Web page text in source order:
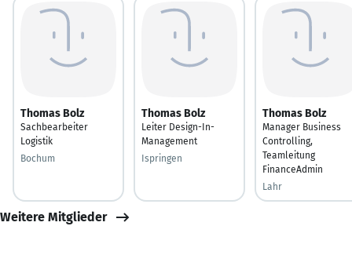
Thomas Bolz
Sachbearbeiter
Logistik
Bochum
Thomas Bolz
Leiter Design-In-
Management
Ispringen
Thomas Bolz
Manager Business
Controlling,
Teamleitung
FinanceAdmin
Lahr
Weitere Mitglieder